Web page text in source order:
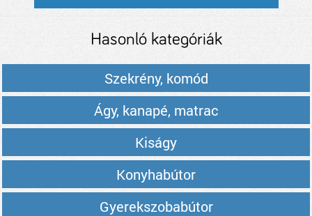
Hasonló kategóriák
Szekrény, komód
Ágy, kanapé, matrac
Kiságy
Konyhabútor
Gyerekszobabútor